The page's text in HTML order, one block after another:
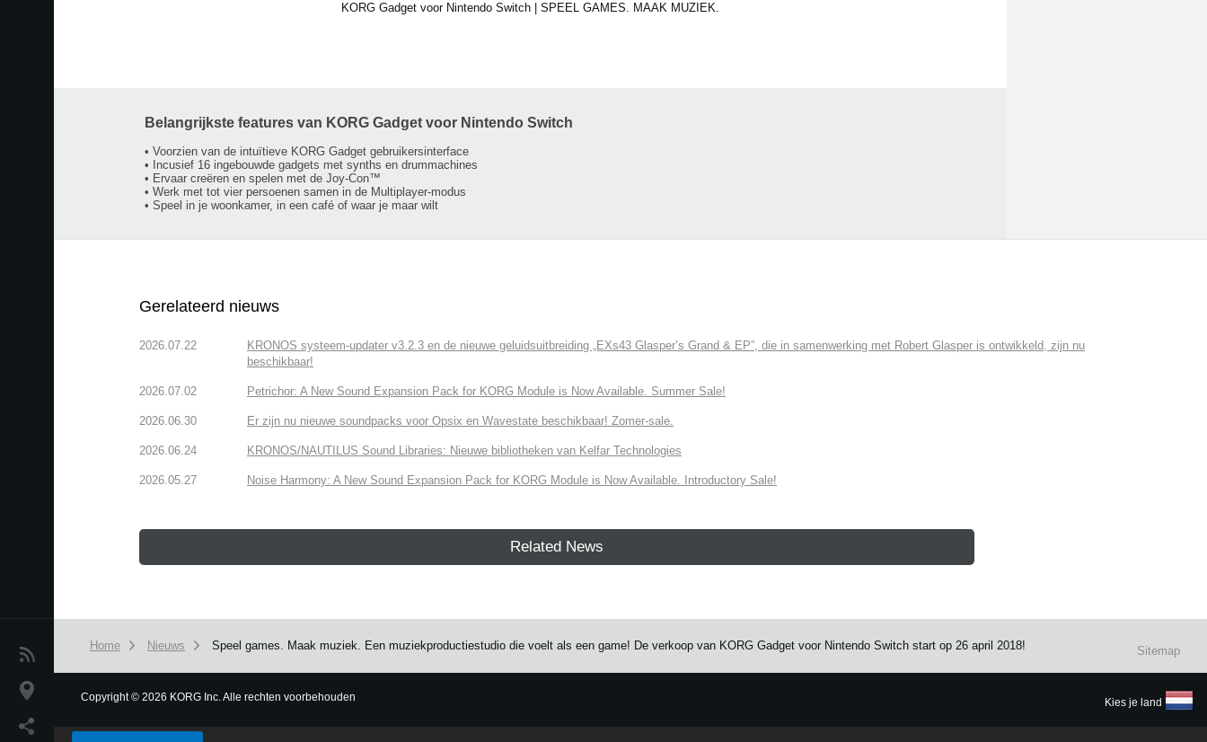
Nieuws
locatie
KORG Gadget voor Nintendo Switch | SPEEL GAMES. MAAK MUZIEK.
Belangrijkste features van KORG Gadget voor Nintendo Switch
• Voorzien van de intuïtieve KORG Gadget gebruikersinterface
• Incusief 16 ingebouwde gadgets met synths en drummachines
• Ervaar creëren en spelen met de Joy-Con™
• Werk met tot vier persoenen samen in de Multiplayer-modus
• Speel in je woonkamer, in een café of waar je maar wilt
Gerelateerd nieuws
2026.07.22
KRONOS systeem-updater v3.2.3 en de nieuwe geluidsuitbreiding „EXs43 Glasper’s Grand & EP”, die in samenwerking met Robert Glasper is ontwikkeld, zijn nu
beschikbaar!
2026.07.02 Petrichor: A New Sound Expansion Pack for KORG Module is Now Available. Summer Sale!
2026.06.30 Er zijn nu nieuwe soundpacks voor Opsix en Wavestate beschikbaar! Zomer-sale.
2026.06.24 KRONOS/NAUTILUS Sound Libraries: Nieuwe bibliotheken van Kelfar Technologies
2026.05.27 Noise Harmony: A New Sound Expansion Pack for KORG Module is Now Available. Introductory Sale!
Related News
Home Nieuws Speel games. Maak muziek. Een muziekproductiestudio die voelt als een game! De verkoop van KORG Gadget voor Nintendo Switch start op 26 april 2018! Sitemap
Copyright© 2026 KORG Inc. Alle rechten voorbehouden Kies je land